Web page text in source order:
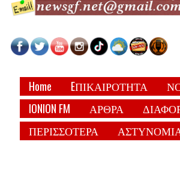
Home EΠΙΚΑΙΡΟΤΗΤΑ
IONION FM
ΑΡΘΡΑ
ΠΕΡΙΣΣΟΤΕΡΑ